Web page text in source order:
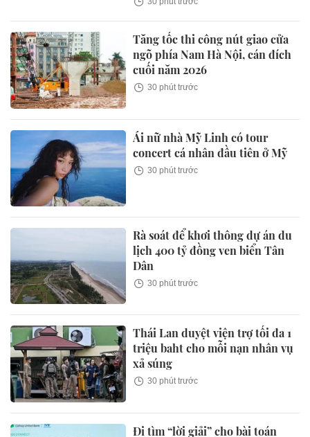
Tăng tốc thi công nút giao cửa
ngõ phía Nam Hà Nội, cán đích
cuối năm 2026
30 phút trước
Ái nữ nhà Mỹ Linh có tour
concert cá nhân đầu tiên ở Mỹ
30 phút trước
Rà soát để khơi thông dự án du
lịch 400 tỷ đồng ven biển Tân
Dân
30 phút trước
Thái Lan duyệt viện trợ tối đa 1
triệu baht cho mỗi nạn nhân vụ
xả súng
30 phút trước
Đi tìm “lời giải” cho bài toán